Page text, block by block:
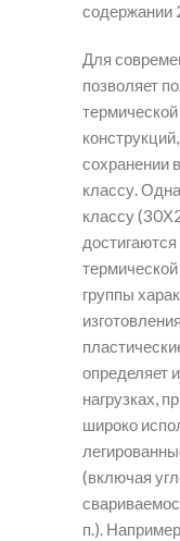
содержании
Для
позволяет
сохранении
классу.
классу
группы
определяет
нагрузках,
широко
(включая
п.).